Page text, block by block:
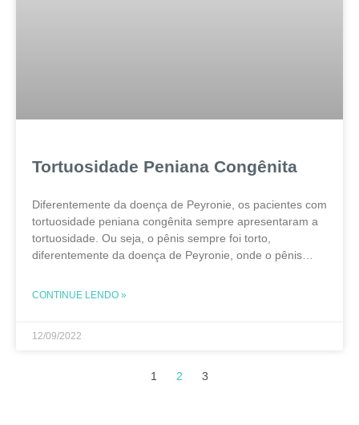
Tortuosidade Peniana Congênita
Diferentemente da doença de Peyronie, os pacientes com
tortuosidade peniana congênita sempre apresentaram a
tortuosidade. Ou seja, o pênis sempre foi torto,
diferentemente da doença de Peyronie, onde o pênis
torto durante
CONTINUE LENDO »
12/09/2022
1 2 3